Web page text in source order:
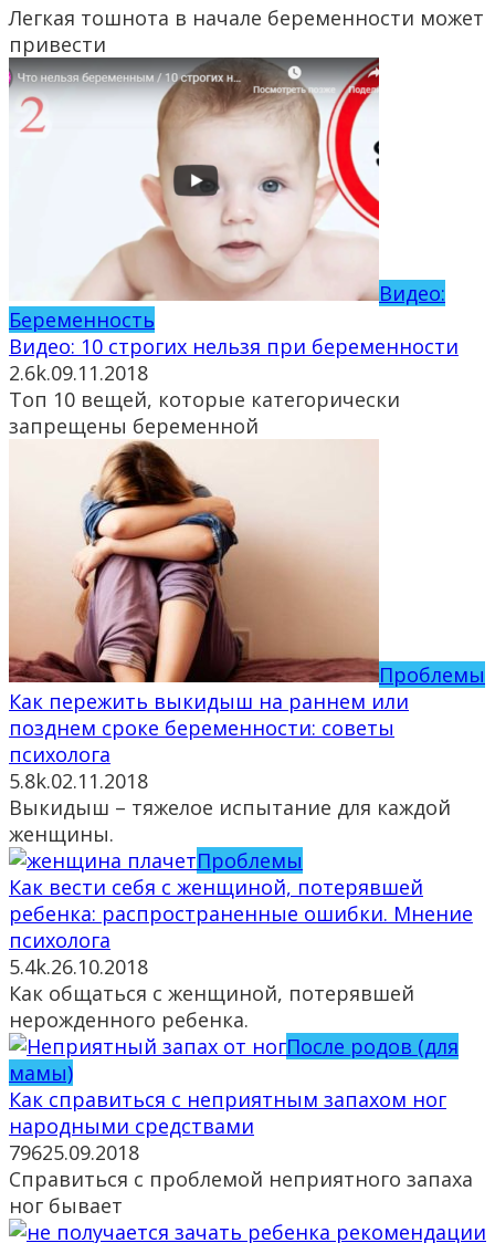
Легкая тошнота в начале беременности может
привести
Видео:
Беременность
Видео: 10 строгих нельзя при беременности
2.6k.09.11.2018
Топ 10 вещей, которые категорически
запрещены беременной
Проблемы
Как пережить выкидыш на раннем или
позднем сроке беременности: советы
психолога
5.8k.02.11.2018
Выкидыш – тяжелое испытание для каждой
женщины.
Проблемы
Как вести себя с женщиной, потерявшей
ребенка: распространенные ошибки. Мнение
психолога
5.4k.26.10.2018
Как общаться с женщиной, потерявшей
нерожденного ребенка.
После родов (для
мамы)
Как справиться с неприятным запахом ног
народными средствами
79625.09.2018
Справиться с проблемой неприятного запаха
ног бывает